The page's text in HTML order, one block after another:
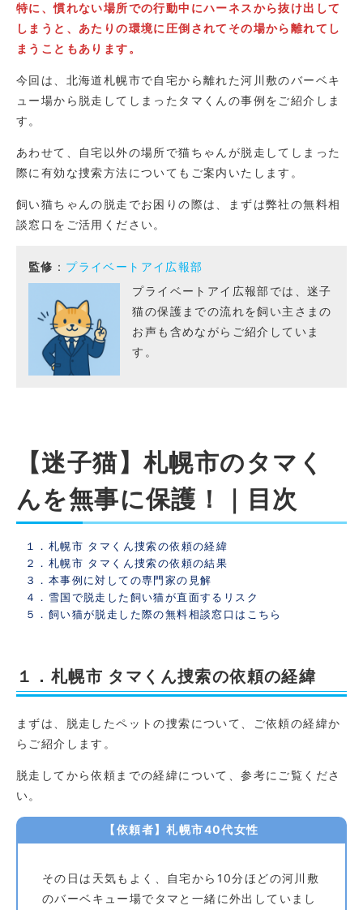
特に、慣れない場所での行動中にハーネスから抜け出して
しまうと、あたりの環境に圧倒されてその場から離れてし
まうこともあります。
今回は、北海道札幌市で自宅から離れた河川敷のバーベキ
ュー場から脱走してしまったタマくんの事例をご紹介しま
す。
あわせて、自宅以外の場所で猫ちゃんが脱走してしまった
際に有効な捜索方法についてもご案内いたします。
飼い猫ちゃんの脱走でお困りの際は、まずは弊社の無料相
談窓口をご活用ください。
監修 ： プライベートアイ広報部
プライベートアイ広報部では、迷子
猫の保護までの流れを飼い主さまの
お声も含めながらご紹介していま
す。
【迷子猫】札幌市のタマく
んを無事に保護！｜目次
１．札幌市 タマくん捜索の依頼の経緯
２．札幌市 タマくん捜索の依頼の結果
３．本事例に対しての専門家の見解
４．雪国で脱走した飼い猫が直面するリスク
５．飼い猫が脱走した際の無料相談窓口はこちら
１．札幌市 タマくん捜索の依頼の経緯
まずは、脱走したペットの捜索について、ご依頼の経緯か
らご紹介します。
脱走してから依頼までの経緯について、参考にご覧くださ
い。
【依頼者】札幌市40代女性
その日は天気もよく、自宅から10分ほどの河川敷
のバーベキュー場でタマと一緒に外出していまし